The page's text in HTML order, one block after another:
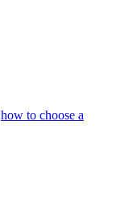
how to choose a